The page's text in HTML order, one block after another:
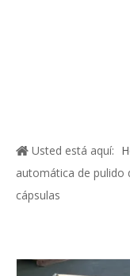
Usted está aquí:
automática de pulido
cápsulas